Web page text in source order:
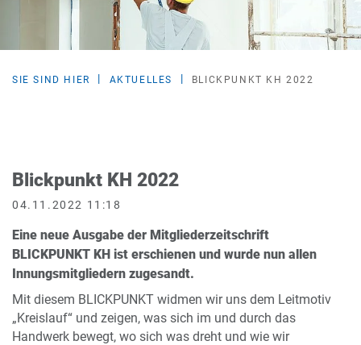
SIE SIND HIER AKTUELLES BLICKPUNKT KH 2022
Blickpunkt KH 2022
04.11.2022 11:18
Eine neue Ausgabe der Mitgliederzeitschrift
BLICKPUNKT KH ist erschienen und wurde nun allen
Innungsmitgliedern zugesandt.
Mit diesem BLICKPUNKT widmen wir uns dem Leitmotiv
„Kreislauf“ und zeigen, was sich im und durch das
Handwerk bewegt, wo sich was dreht und wie wir